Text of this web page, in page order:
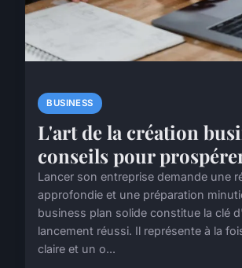
BUSINESS
L'art de la création
conseils pour
Lancer son entreprise demande une
approfondie et une préparation
business plan solide constitue la clé
lancement réussi. Il représente à la
claire et un o...